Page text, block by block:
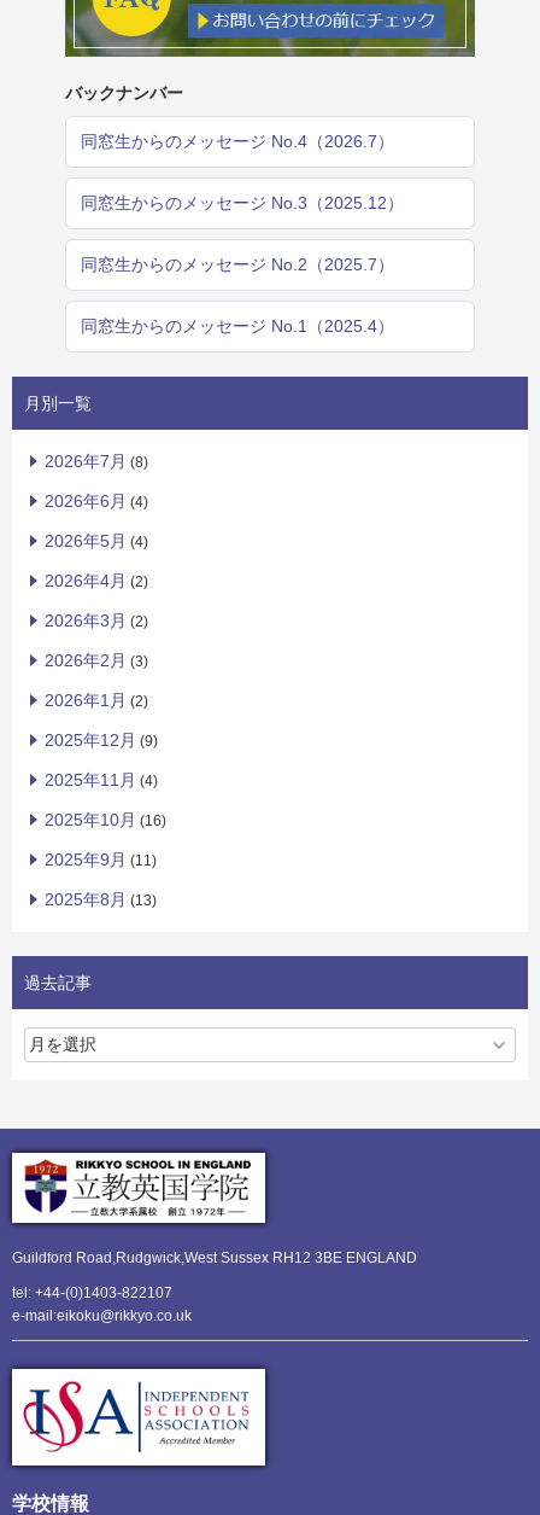
バックナンバー
同窓生からのメッセージ No.4（2026.7）
同窓生からのメッセージ No.3（2025.12）
同窓生からのメッセージ No.2（2025.7）
同窓生からのメッセージ No.1（2025.4）
月別一覧
2026年7月 (8)
2026年6月 (4)
2026年5月 (4)
2026年4月 (2)
2026年3月 (2)
2026年2月 (3)
2026年1月 (2)
2025年12月 (9)
2025年11月 (4)
2025年10月 (16)
2025年9月 (11)
2025年8月 (13)
過去記事
Guildford Road,Rudgwick,West Sussex RH12 3BE ENGLAND
tel: +44-(0)1403-822107
e-mail:eikoku@rikkyo.co.uk
学校情報